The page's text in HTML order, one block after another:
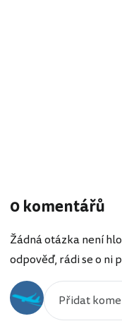
0 komentářů
Žádná otázka není
odpověď, rádi se o ni